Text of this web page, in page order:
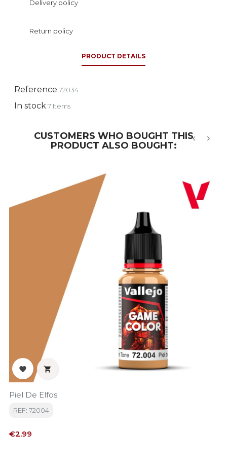
Delivery policy
Return policy
PRODUCT DETAILS
Reference 72034
In stock7 Items
CUSTOMERS WHO BOUGHT THIS
PRODUCT ALSO BOUGHT:
 
Piel De Elfos
REF: 72004
Price
€2.99